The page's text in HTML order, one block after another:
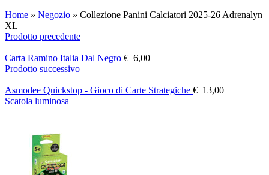
Home » Negozio » Collezione Panini Calciatori 2025-26 Adrenalyn
XL
Prodotto precedente
Carta Ramino Italia Dal Negro € 6,00
Prodotto successivo
Asmodee Quickstop - Gioco di Carte Strategiche € 13,00
Scatola luminosa